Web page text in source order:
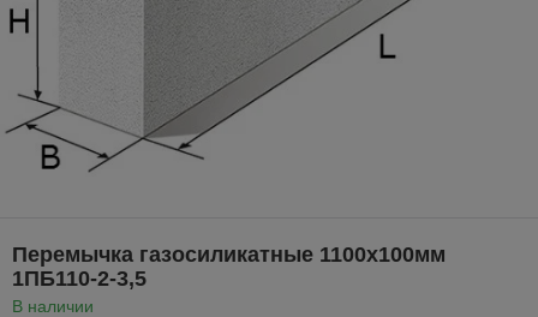
Перемычка газосиликатные 1100х100мм
1ПБ110-2-3,5
В наличии